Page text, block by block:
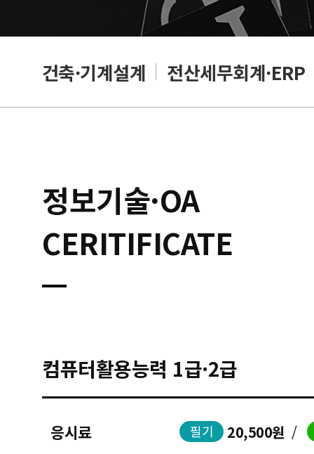
건축·기계설계 전산세무회계·ERP
정보기술·OA
CERITIFICATE
컴퓨터활용능력 1급·2급
응시료 필기 20,500원 /